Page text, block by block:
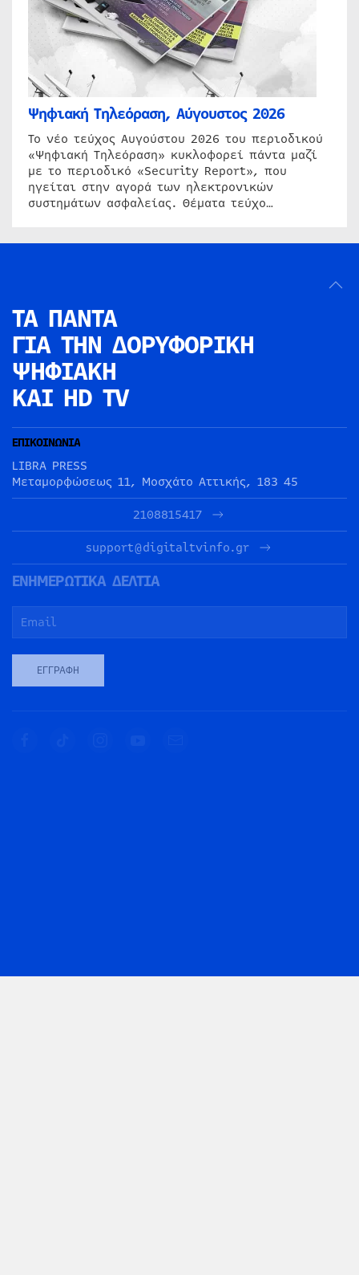
Ψηφιακή Τηλεόραση, Αύγουστος 2026
Το νέο τεύχος Αυγούστου 2026 του περιοδικού
«Ψηφιακή Τηλεόραση» κυκλοφορεί πάντα μαζί
με το περιοδικό «Security Report», που
ηγείται στην αγορά των ηλεκτρονικών
συστημάτων ασφαλείας. Θέματα τεύχο…
ΤΑ ΠΑΝΤΑ
ΓΙΑ ΤΗΝ ΔΟΡΥΦΟΡΙΚΗ
ΨΗΦΙΑΚΗ
ΚΑΙ HD TV
ΕΠΙΚΟΙΝΩΝΙΑ
LIBRA PRESS
Μεταμορφώσεως 11, Μοσχάτο Αττικής, 183 45
2108815417
support@digitaltvinfo.gr
ΕΝΗΜΕΡΩΤΙΚΑ ΔΕΛΤΙΑ
ΕΓΓΡΑΦΉ